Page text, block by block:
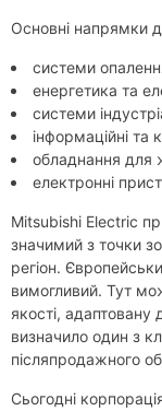
Основні напрямки
системи
енергетика та
системи
інформаційні та
обладнання для
електронні
Mitsubishi Electric
значимий з точки
регіон.
вимогливий. Тут
якості,
визначило один з
післяпродажного
Сьогодні